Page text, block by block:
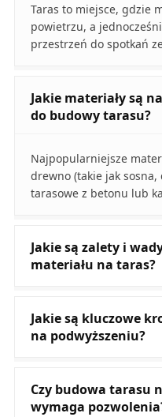
Taras to miejsce, gdzie
powietrzu, a
przestrzeń do spotkań
Jakie materiały są
do budowy tarasu?
Najpopularniejsze
drewno (takie jak sosna,
tarasowe z betonu lub
Jakie są zalety i
materiału na taras?
Jakie są kluczowe
na podwyższeniu?
Czy budowa tarasu
wymaga